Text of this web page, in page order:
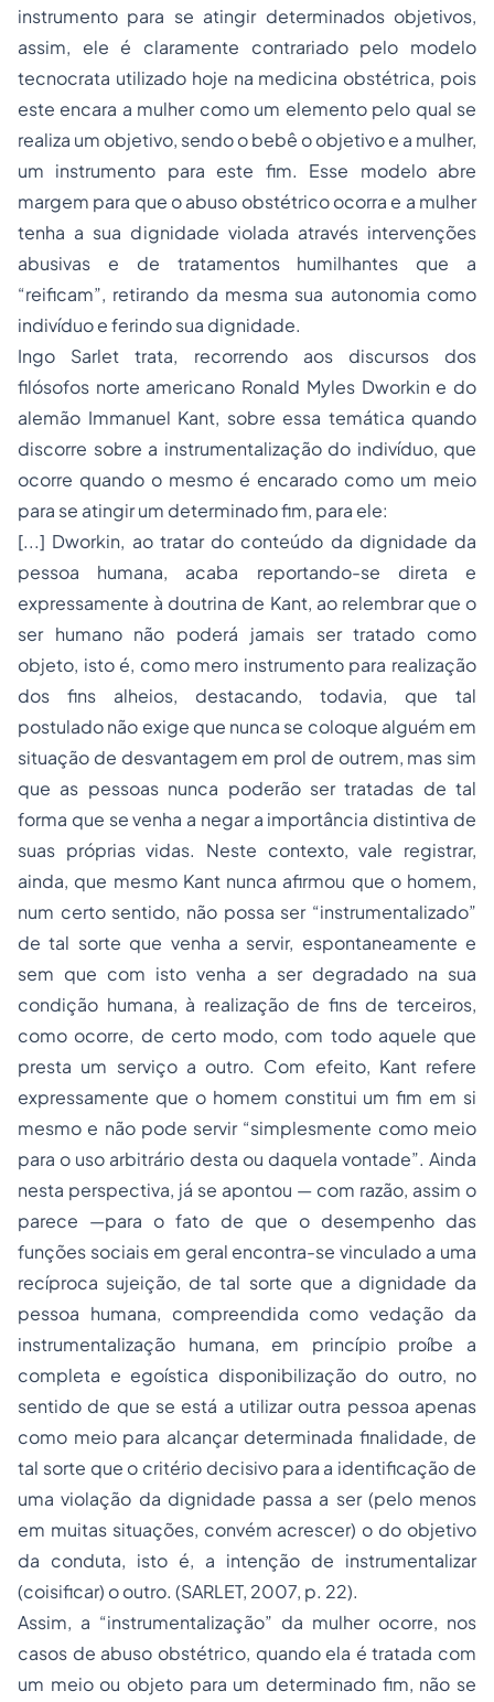
instrumento para se atingir determinados objetivos,
assim, ele é claramente contrariado pelo modelo
tecnocrata utilizado hoje na medicina obstétrica, pois
este encara a mulher como um elemento pelo qual se
realiza um objetivo, sendo o bebê o objetivo e a mulher,
um instrumento para este fim. Esse modelo abre
margem para que o abuso obstétrico ocorra e a mulher
tenha a sua dignidade violada através intervenções
abusivas e de tratamentos humilhantes que a
“reificam”, retirando da mesma sua autonomia como
indivíduo e ferindo sua dignidade.
Ingo Sarlet trata, recorrendo aos discursos dos
filósofos norte americano Ronald Myles Dworkin e do
alemão Immanuel Kant, sobre essa temática quando
discorre sobre a instrumentalização do indivíduo, que
ocorre quando o mesmo é encarado como um meio
para se atingir um determinado fim, para ele:
[...] Dworkin, ao tratar do conteúdo da dignidade da
pessoa humana, acaba reportando-se direta e
expressamente à doutrina de Kant, ao relembrar que o
ser humano não poderá jamais ser tratado como
objeto, isto é, como mero instrumento para realização
dos fins alheios, destacando, todavia, que tal
postulado não exige que nunca se coloque alguém em
situação de desvantagem em prol de outrem, mas sim
que as pessoas nunca poderão ser tratadas de tal
forma que se venha a negar a importância distintiva de
suas próprias vidas. Neste contexto, vale registrar,
ainda, que mesmo Kant nunca afirmou que o homem,
num certo sentido, não possa ser “instrumentalizado”
de tal sorte que venha a servir, espontaneamente e
sem que com isto venha a ser degradado na sua
condição humana, à realização de fins de terceiros,
como ocorre, de certo modo, com todo aquele que
presta um serviço a outro. Com efeito, Kant refere
expressamente que o homem constitui um fim em si
mesmo e não pode servir “simplesmente como meio
para o uso arbitrário desta ou daquela vontade”. Ainda
nesta perspectiva, já se apontou — com razão, assim o
parece —para o fato de que o desempenho das
funções sociais em geral encontra-se vinculado a uma
recíproca sujeição, de tal sorte que a dignidade da
pessoa humana, compreendida como vedação da
instrumentalização humana, em princípio proíbe a
completa e egoística disponibilização do outro, no
sentido de que se está a utilizar outra pessoa apenas
como meio para alcançar determinada finalidade, de
tal sorte que o critério decisivo para a identificação de
uma violação da dignidade passa a ser (pelo menos
em muitas situações, convém acrescer) o do objetivo
da conduta, isto é, a intenção de instrumentalizar
(coisificar) o outro. (SARLET, 2007, p. 22).
Assim, a “instrumentalização” da mulher ocorre, nos
casos de abuso obstétrico, quando ela é tratada com
um meio ou objeto para um determinado fim, não se